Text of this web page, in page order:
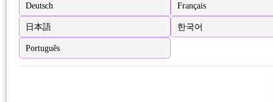
Deutsch Français
日本語 한국어
Português